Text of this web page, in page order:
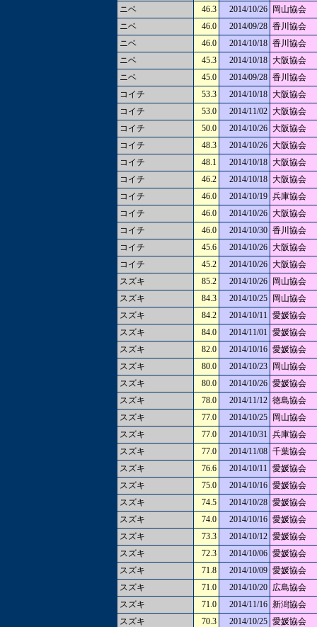
ニベ
46.3 2014/10/26
岡山協会
ニベ
46.0 2014/09/28 香川協会
ニベ
46.0 2014/10/18 香川協会
ニベ
45.3 2014/10/18 大阪協会
ニベ
45.0 2014/09/28 香川協会
コイチ
53.3 2014/10/18 大阪協会
コイチ
53.0 2014/11/02 大阪協会
コイチ
50.0 2014/10/26 大阪協会
コイチ
48.3 2014/10/26 大阪協会
コイチ
48.1 2014/10/18 大阪協会
コイチ
46.2 2014/10/18 大阪協会
コイチ
46.0 2014/10/19 兵庫協会
コイチ
46.0 2014/10/26 大阪協会
コイチ
46.0 2014/10/30 香川協会
コイチ
45.6 2014/10/26 大阪協会
コイチ
45.2 2014/10/26 大阪協会
スズキ
85.2 2014/10/26
岡山協会
スズキ
84.3 2014/10/25
岡山協会
スズキ
84.2 2014/10/11 愛媛協会
スズキ
84.0 2014/11/01 愛媛協会
スズキ
82.0 2014/10/16 愛媛協会
スズキ
80.0 2014/10/23
岡山協会
スズキ
80.0 2014/10/26 愛媛協会
スズキ
78.0 2014/11/12 徳島協会
スズキ
77.0 2014/10/25
岡山協会
スズキ
77.0 2014/10/31 兵庫協会
スズキ
77.0 2014/11/08 千葉協会
スズキ
76.6 2014/10/11 愛媛協会
スズキ
75.0 2014/10/16 愛媛協会
スズキ
74.5 2014/10/28 愛媛協会
スズキ
74.0 2014/10/16 愛媛協会
スズキ
73.3 2014/10/12 愛媛協会
スズキ
72.3 2014/10/06 愛媛協会
スズキ
71.8 2014/10/09 愛媛協会
スズキ
71.0 2014/10/20 広島協会
スズキ
71.0 2014/11/16 新潟協会
スズキ
70.3 2014/10/25 愛媛協会